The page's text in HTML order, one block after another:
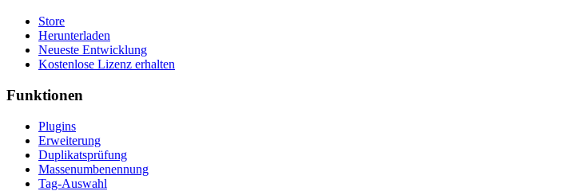
Store
Herunterladen
Neueste Entwicklung
Kostenlose Lizenz erhalten
Funktionen
Plugins
Erweiterung
Duplikatsprüfung
Massenumbenennung
Tag-Auswahl